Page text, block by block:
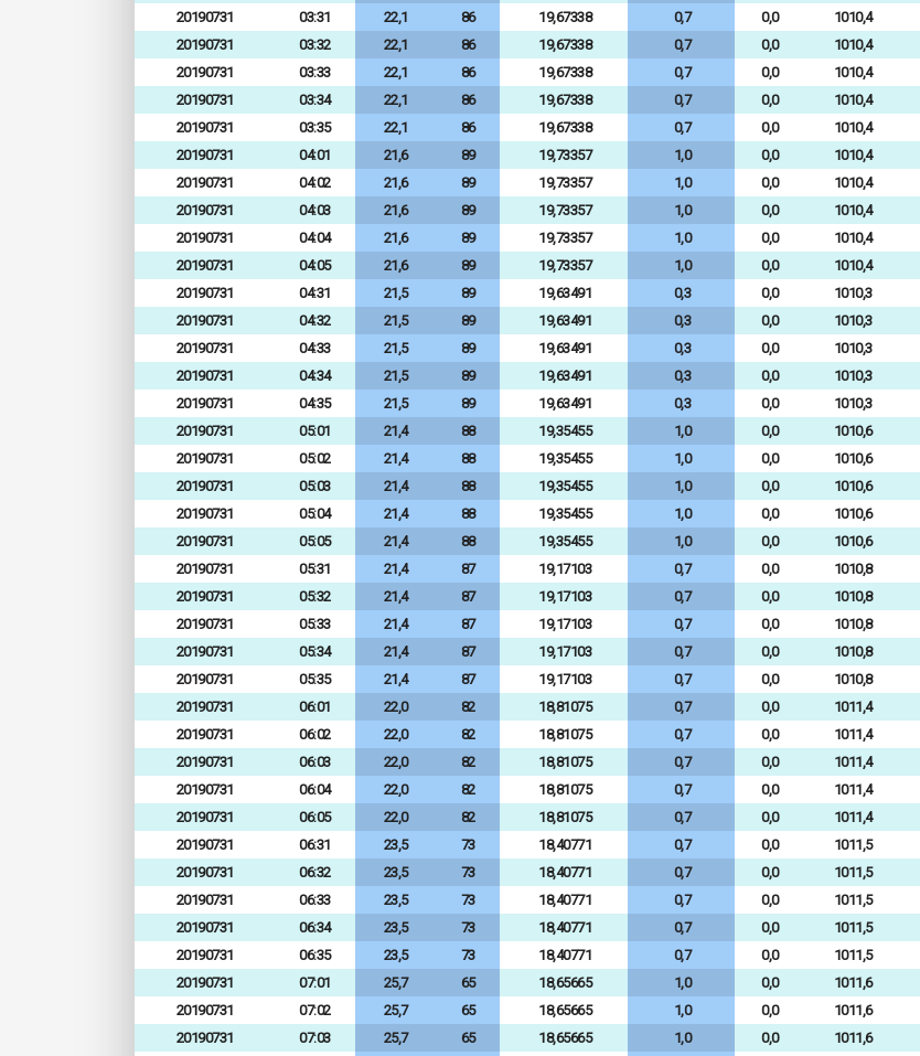
20190731
03:31 22,1 86 19,67338 0,7 0,0 1010,4
20190731
03:32 22,1 86 19,67338 0,7 0,0 1010,4
20190731
03:33 22,1 86 19,67338 0,7 0,0 1010,4
20190731
03:34 22,1 86 19,67338 0,7 0,0 1010,4
20190731
03:35 22,1 86 19,67338 0,7 0,0 1010,4
20190731
04:01 21,6 89 19,73357 1,0 0,0 1010,4
20190731
04:02 21,6 89 19,73357 1,0 0,0 1010,4
20190731
04:03 21,6 89 19,73357 1,0 0,0 1010,4
20190731
04:04 21,6 89 19,73357 1,0 0,0 1010,4
20190731
04:05 21,6 89 19,73357 1,0 0,0 1010,4
20190731
04:31 21,5 89 19,63491 0,3 0,0 1010,3
20190731
04:32 21,5 89 19,63491 0,3 0,0 1010,3
20190731
04:33 21,5 89 19,63491 0,3 0,0 1010,3
20190731
04:34 21,5 89 19,63491 0,3 0,0 1010,3
20190731
04:35 21,5 89 19,63491 0,3 0,0 1010,3
20190731
05:01 21,4 88 19,35455 1,0 0,0 1010,6
20190731
05:02 21,4 88 19,35455 1,0 0,0 1010,6
20190731
05:03 21,4 88 19,35455 1,0 0,0 1010,6
20190731
05:04 21,4 88 19,35455 1,0 0,0 1010,6
20190731
05:05 21,4 88 19,35455 1,0 0,0 1010,6
20190731
05:31 21,4 87 19,17103 0,7 0,0 1010,8
20190731
05:32 21,4 87 19,17103 0,7 0,0 1010,8
20190731
05:33 21,4 87 19,17103 0,7 0,0 1010,8
20190731
05:34 21,4 87 19,17103 0,7 0,0 1010,8
20190731
05:35 21,4 87 19,17103 0,7 0,0 1010,8
20190731
06:01 22,0 82 18,81075 0,7 0,0 1011,4
20190731
06:02 22,0 82 18,81075 0,7 0,0 1011,4
20190731
06:03 22,0 82 18,81075 0,7 0,0 1011,4
20190731
06:04 22,0 82 18,81075 0,7 0,0 1011,4
20190731
06:05 22,0 82 18,81075 0,7 0,0 1011,4
20190731
06:31 23,5 73 18,40771 0,7 0,0 1011,5
20190731
06:32 23,5 73 18,40771 0,7 0,0 1011,5
20190731
06:33 23,5 73 18,40771 0,7 0,0 1011,5
20190731
06:34 23,5 73 18,40771 0,7 0,0 1011,5
20190731
06:35 23,5 73 18,40771 0,7 0,0 1011,5
20190731
07:01 25,7 65 18,65665 1,0 0,0 1011,6
20190731
07:02 25,7 65 18,65665 1,0 0,0 1011,6
20190731
07:03 25,7 65 18,65665 1,0 0,0 1011,6